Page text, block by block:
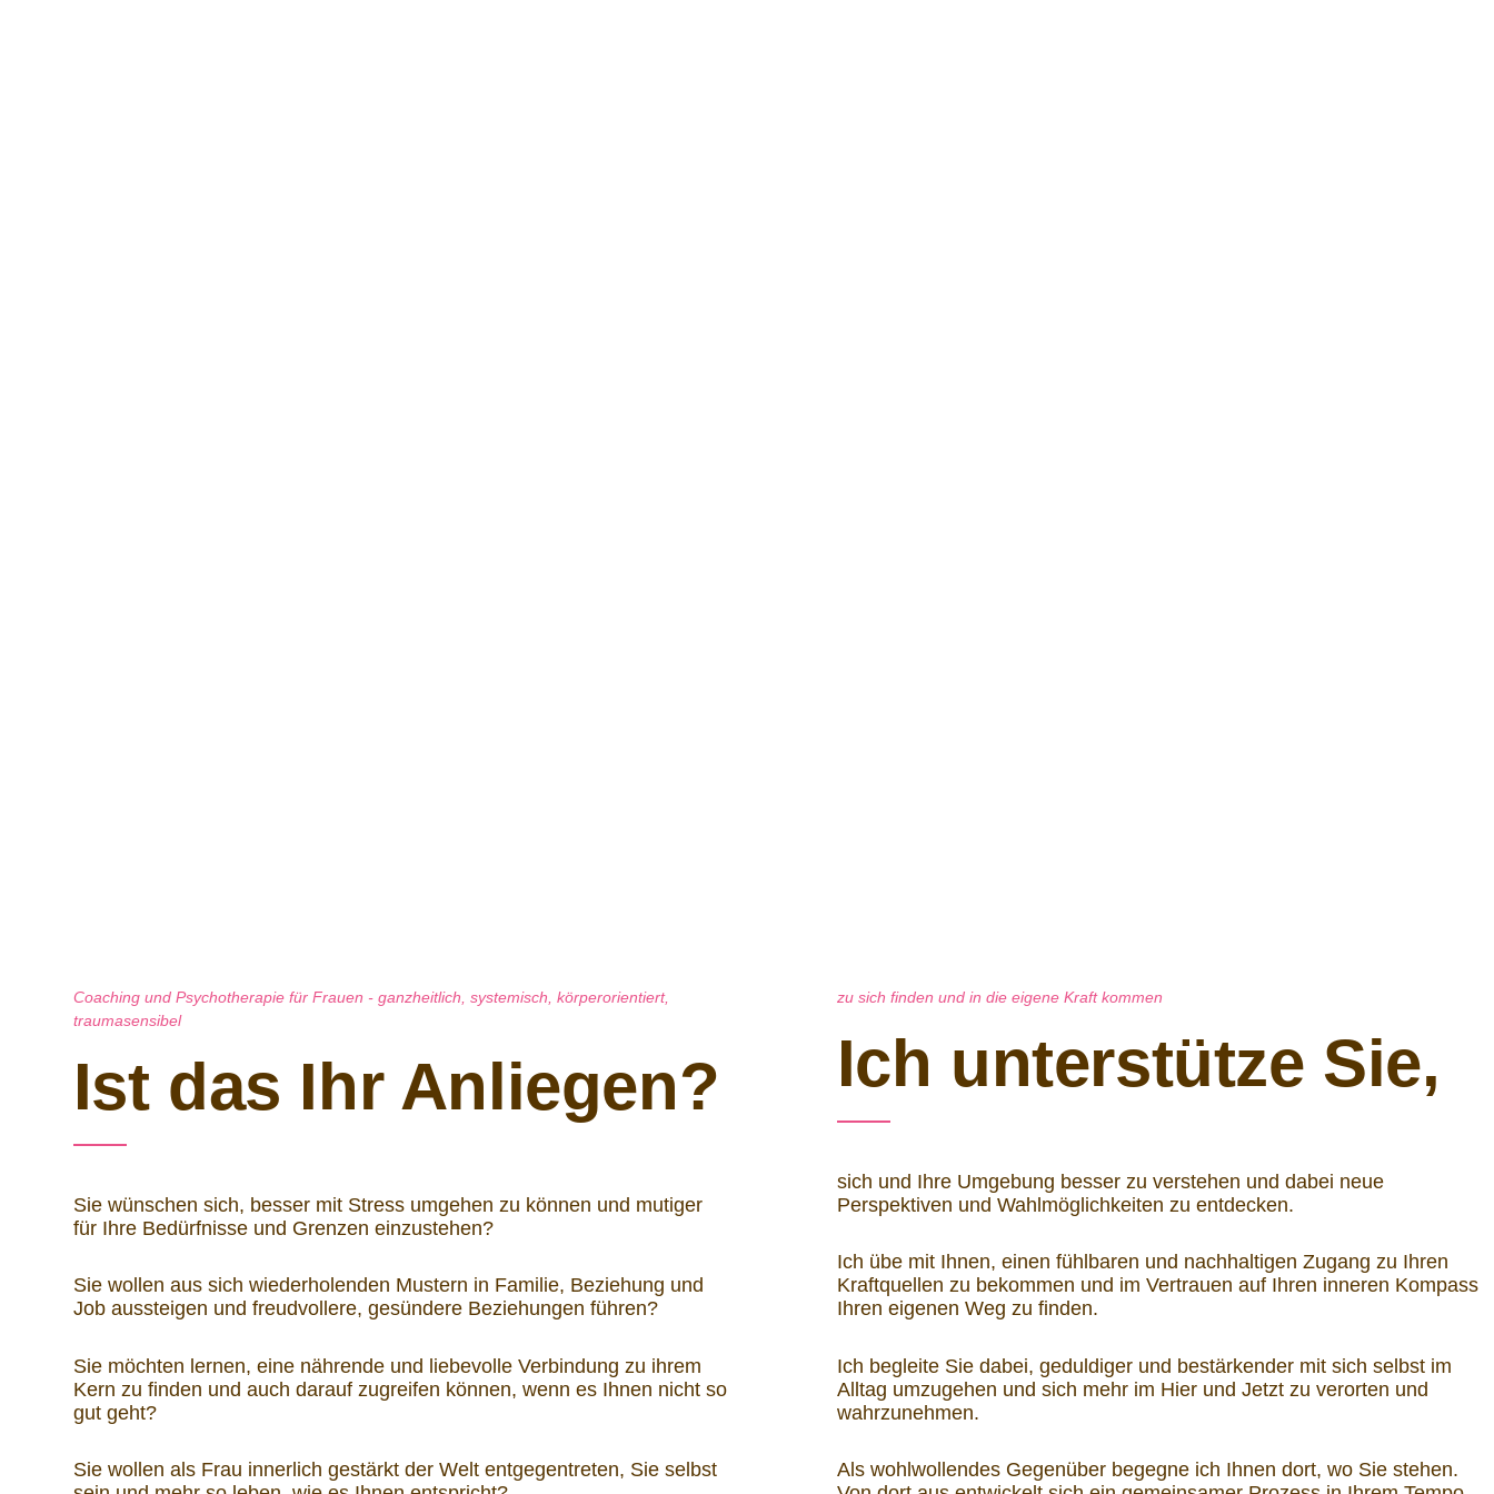
Coaching und Psychotherapie für Frauen - ganzheitlich, systemisch, körperorientiert,
traumasensibel
Ist das Ihr Anliegen?
Sie wünschen sich, besser mit Stress umgehen zu können und mutiger
für Ihre Bedürfnisse und Grenzen einzustehen?
Sie wollen aus sich wiederholenden Mustern in Familie, Beziehung und
Job aussteigen und freudvollere, gesündere Beziehungen führen?
Sie möchten lernen, eine nährende und liebevolle Verbindung zu ihrem
Kern zu finden und auch darauf zugreifen können, wenn es Ihnen nicht so
gut geht?
Sie wollen als Frau innerlich gestärkt der Welt entgegentreten, Sie selbst
zu sich finden und in die eigene Kraft kommen
Ich unterstütze Sie,
sich und Ihre Umgebung besser zu verstehen und dabei neue
Perspektiven und Wahlmöglichkeiten zu entdecken.
Ich übe mit Ihnen, einen fühlbaren und nachhaltigen Zugang zu Ihren
Kraftquellen zu bekommen und im Vertrauen auf Ihren inneren Kompass
Ihren eigenen Weg zu finden.
Ich begleite Sie dabei, geduldiger und bestärkender mit sich selbst im
Alltag umzugehen und sich mehr im Hier und Jetzt zu verorten und
wahrzunehmen.
Als wohlwollendes Gegenüber begegne ich Ihnen dort, wo Sie stehen.